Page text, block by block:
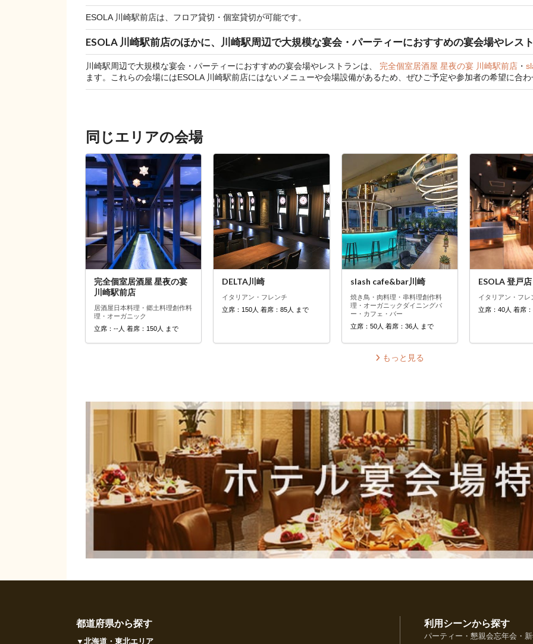
ESOLA 川崎駅前店は、フロア貸切・個室貸切が可能です。
ESOLA 川崎駅前店のほかに、川崎駅周辺で大規模な宴会・パーティーにおすすめの宴会場やレス
川崎駅周辺で大規模な宴会・パーティーにおすすめの宴会場やレストランは、 完全個室居酒屋 星夜の宴 川崎駅前店 ・
ます。これらの会場にはESOLA 川崎駅前店にはないメニューや会場設備があるため、ぜひご予定や参加者の希望に合
同じエリアの会場
完全個室居酒屋 星夜の宴
川崎駅前店
居酒屋 日本料理・郷土料理創作料
理・オーガニック
立席：--人 着席：150人 まで
DELTA川崎
イタリアン・フレンチ
立席：150人 着席：85人 まで
slash cafe&bar川崎
焼き鳥・肉料理・串料理創作料
理・オーガニック ダイニングバ
ー・カフェ・バー
立席：50人 着席：36人 まで
ESOLA 登戸店
イタリアン・フレ
立席：40人 着席
もっと見る
都道府県から探す
▼北海道・東北エリア
利用シーンから探す
パーティー・懇親会忘年会・